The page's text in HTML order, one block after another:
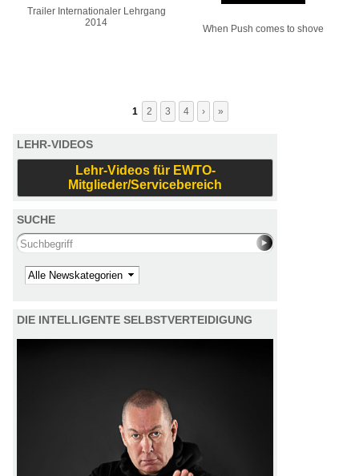
Trailer Internationaler Lehrgang
2014
When Push comes to shove
1 2 3 4 › »
LEHR-VIDEOS
Lehr-Videos für EWTO-
Mitglieder/Servicebereich
SUCHE
Search this site
Kategorie
DIE INTELLIGENTE SELBSTVERTEIDIGUNG